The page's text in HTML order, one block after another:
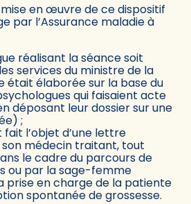
mise en œuvre de ce dispositif
par l’Assurance maladie à
réalisant la séance soit
services du ministre de la
était élaborée sur la base du
qui faisaient acte
déposant leur dossier sur une
;
l’objet d’une lettre
son médecin traitant, tout
le cadre du parcours de
ou par la sage-femme
prise en charge de la patiente
spontanée de grossesse.